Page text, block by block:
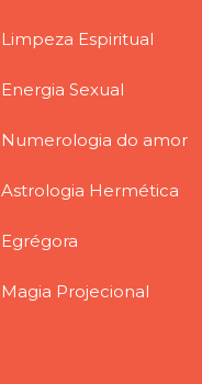
Limpeza Espiritual
Energia Sexual
Numerologia do amor
Astrologia Hermética
Egrégora
Magia Projecional